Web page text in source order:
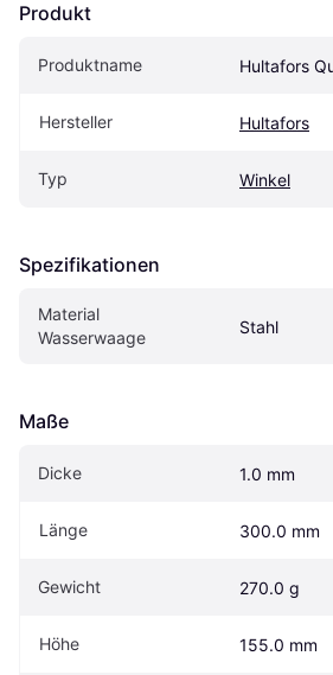
Produkt
Produktname Hultafors
Hersteller Hultafors
Typ Winkel
Spezifikationen
Material
Wasserwaage
Stahl
Maße
Dicke 1.0 mm
Länge 300.0 mm
Gewicht 270.0 g
Höhe 155.0 mm